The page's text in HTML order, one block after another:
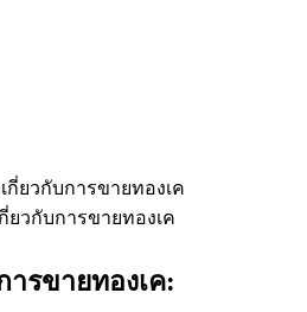
ยวกับการขายทองเค
รขายทองเค: